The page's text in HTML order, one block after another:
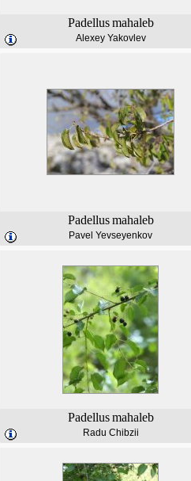
Padellus mahaleb
Alexey Yakovlev
Padellus mahaleb
Pavel Yevseyenkov
Padellus mahaleb
Radu Chibzii